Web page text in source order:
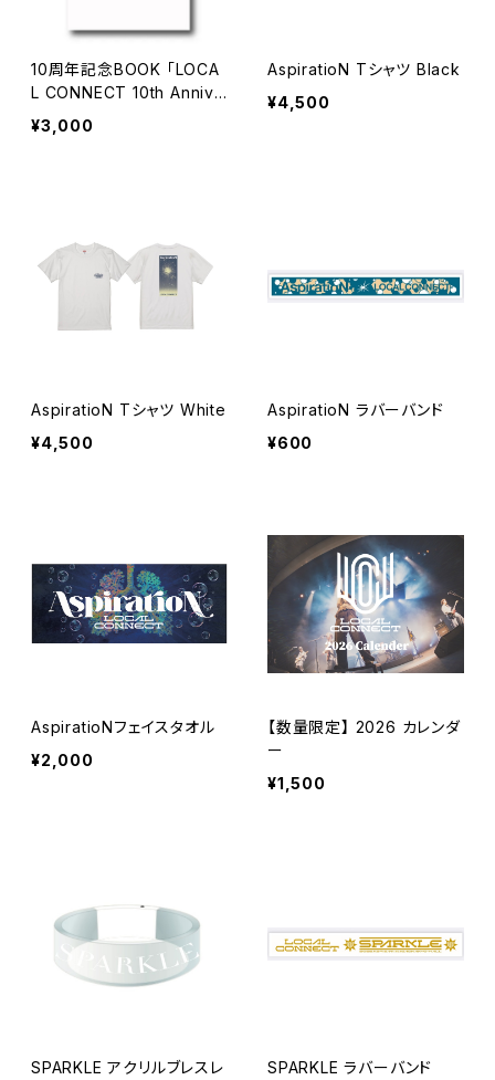
10周年記念BOOK 「LOCA
L CONNECT 10th Annive
rsary Record」
¥3,000
AspiratioN Tシャツ Black
¥4,500
AspiratioN Tシャツ White
¥4,500
AspiratioN ラバーバンド
¥600
AspiratioNフェイスタオル
¥2,000
【数量限定】 2026 カレンダ
ー
¥1,500
SPARKLE アクリルブレスレ SPARKLE ラバーバンド